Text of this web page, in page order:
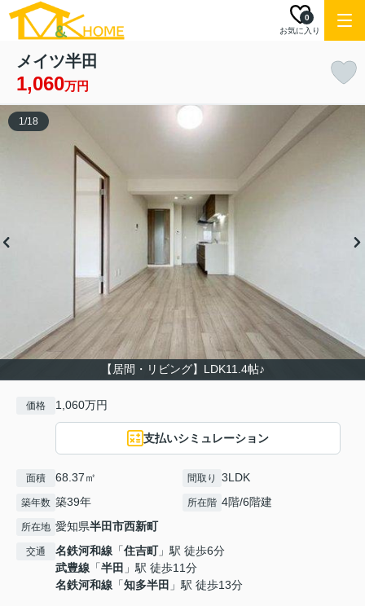
お気に入り
0
メイツ半田
1,060万円
【居間・リビング】LDK11.4帖♪
1/18
価格 1,060万円
支払いシミュレーション
面積 68.37㎡ 間取り 3LDK
築年数 築39年 所在階 4階/6階建
所在地 愛知県半田市西新町
交通 名鉄河和線 「住吉町」駅 徒歩6分
武豊線 「半田 」駅 徒歩11分
名鉄河和線 「知多半田 」駅 徒歩13分